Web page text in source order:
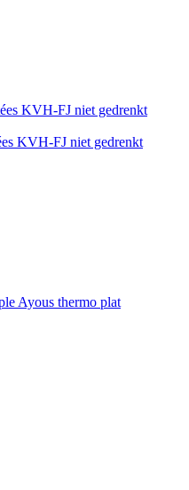
KVH-FJ niet gedrenkt
KVH-FJ niet gedrenkt
Ayous thermo plat